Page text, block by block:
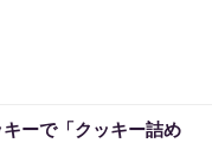
ーで「クッキー詰め